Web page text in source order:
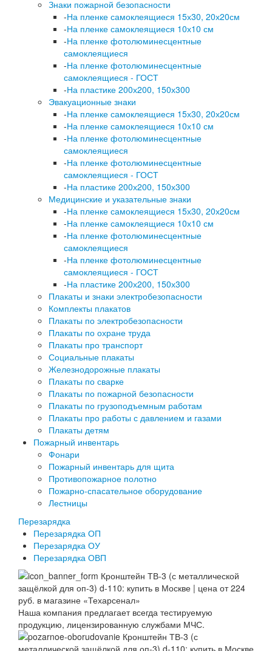
Знаки пожарной безопасности
-На пленке самоклеящиеся 15х30, 20х20см
-На пленке самоклеящиеся 10х10 см
-На пленке фотолюминесцентные
самоклеящиеся
-На пленке фотолюминесцентные
самоклеящиеся - ГОСТ
-На пластике 200х200, 150х300
Эвакуационные знаки
-На пленке самоклеящиеся 15х30, 20х20см
-На пленке самоклеящиеся 10х10 см
-На пленке фотолюминесцентные
самоклеящиеся
-На пленке фотолюминесцентные
самоклеящиеся - ГОСТ
-На пластике 200х200, 150х300
Медицинские и указательные знаки
-На пленке самоклеящиеся 15х30, 20х20см
-На пленке самоклеящиеся 10х10 см
-На пленке фотолюминесцентные
самоклеящиеся
-На пленке фотолюминесцентные
самоклеящиеся - ГОСТ
-На пластике 200х200, 150х300
Плакаты и знаки электробезопасности
Комплекты плакатов
Плакаты по электробезопасности
Плакаты по охране труда
Плакаты про транспорт
Социальные плакаты
Железнодорожные плакаты
Плакаты по сварке
Плакаты по пожарной безопасности
Плакаты по грузоподъемным работам
Плакаты про работы с давлением и газами
Плакаты детям
Пожарный инвентарь
Фонари
Пожарный инвентарь для щита
Противопожарное полотно
Пожарно-спасательное оборудование
Лестницы
Перезарядка
Перезарядка ОП
Перезарядка ОУ
Перезарядка ОВП
Наша компания предлагает всегда тестируемую
продукцию, лицензированную службами МЧС.